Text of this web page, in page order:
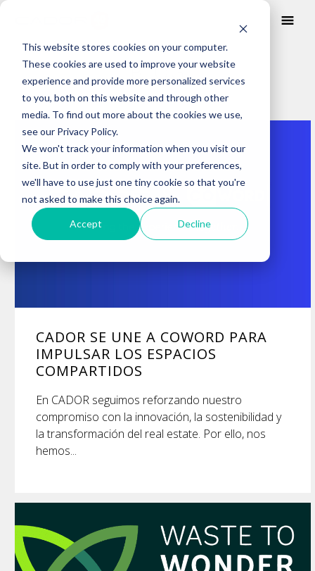
This website stores cookies on your computer.
These cookies are used to improve your website
experience and provide more personalized services
to you, both on this website and through other
media. To find out more about the cookies we use,
see our Privacy Policy.
We won't track your information when you visit our
site. But in order to comply with your preferences,
we'll have to use just one tiny cookie so that you're
not asked to make this choice again.
Accept Decline
BLOG
Posts about
reciclaje
CADOR SE UNE A COWORD PARA
IMPULSAR LOS ESPACIOS
COMPARTIDOS
En CADOR seguimos reforzando nuestro
compromiso con la innovación, la sostenibilidad y
la transformación del real estate. Por ello, nos
hemos...